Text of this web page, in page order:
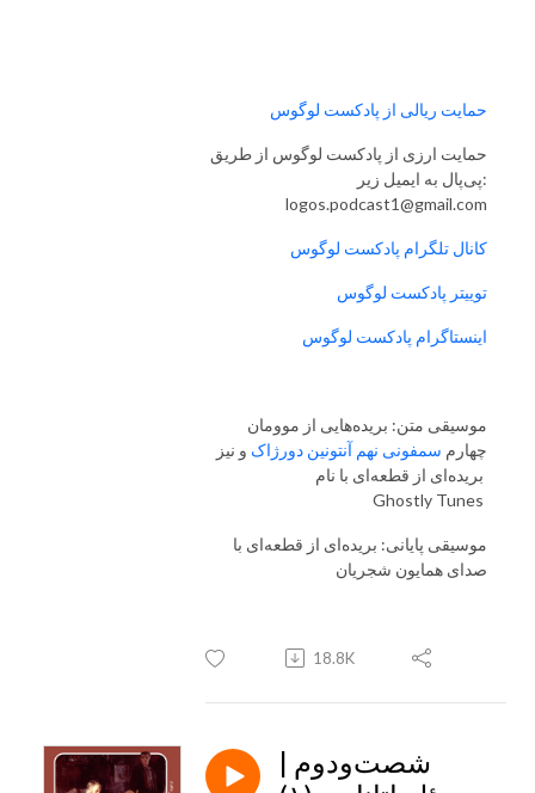
حمایت ریالی از پادکست لوگوس
حمایت ارزی از پادکست لوگوس از طریق
پی‌پال به ایمیل زیر:
logos.podcast1@gmail.com
کانال تلگرام پادکست لوگوس
توییتر پادکست لوگوس
اینستاگرام پادکست لوگوس
چهارم سمفونی نهم آنتونین دورژاک و نیز
Ghostly Tunes
موسیقی پایانی: بریده‌ای از قطعه‌ای با
صدای همایون شجریان
18.8K
شصت‌و‌دوم |